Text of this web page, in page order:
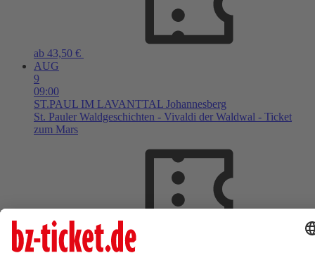
ab 43,50 €
AUG
9
09:00
ST.PAUL IM LAVANTTAL Johannesberg
St. Pauler Waldgeschichten - Vivaldi der Waldwal - Ticket
zum Mars
ab 18,00 €
AUG